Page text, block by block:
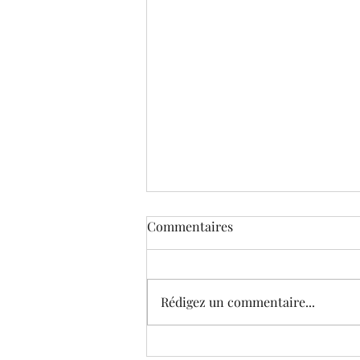
Commentaires
Rédigez un commentaire...